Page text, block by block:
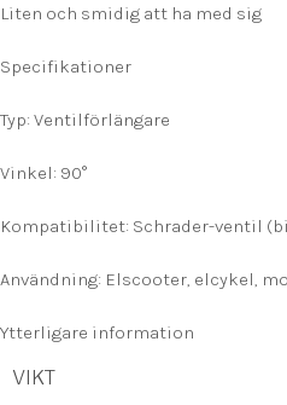
Liten och smidig att ha med sig
Specifikationer
Typ: Ventilförlängare
Vinkel: 90°
Kompatibilitet: Schrader-ventil
Användning: Elscooter, elcykel,
Ytterligare information
VIKT